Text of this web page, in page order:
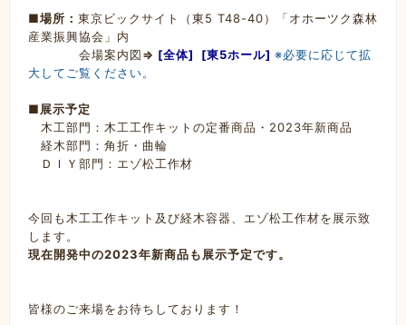
■場所： 東京ビックサイト（東5 T48-40）「オホーツク森林
産業振興協会」内
会場案内図⇒ [全体] [東5ホール] ※必要に応じて拡
大してご覧ください。
■展示予定
木工部門：木工工作キットの定番商品・2023年新商品
経木部門：角折・曲輪
ＤＩＹ部門：エゾ松工作材
今回も木工工作キット及び経木容器、エゾ松工作材を展示致
します。
現在開発中の2023年新商品も展示予定です。
皆様のご来場をお待ちしております！